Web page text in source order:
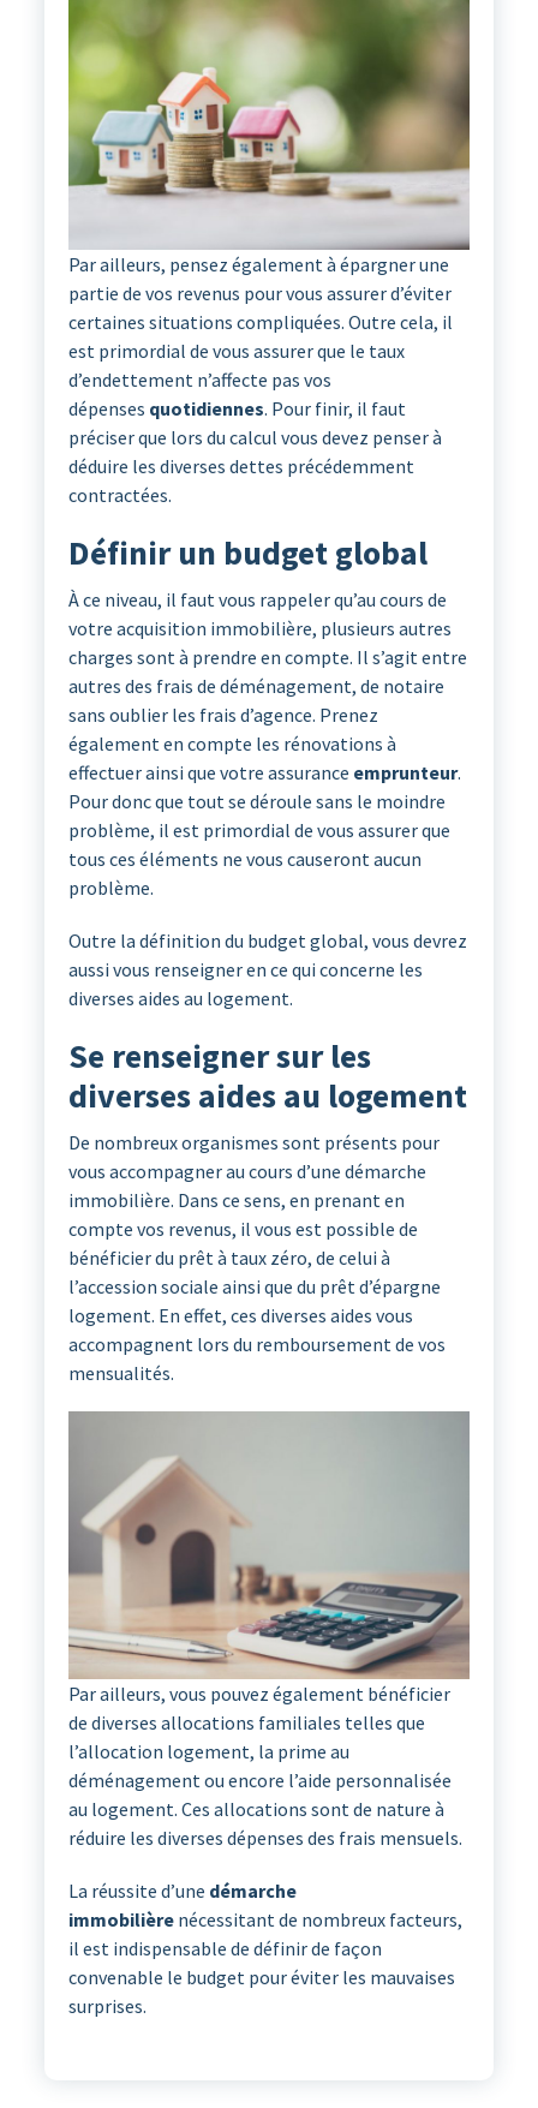
Par ailleurs, pensez également à épargner une
partie de vos revenus pour vous assurer d’éviter
certaines situations compliquées. Outre cela, il
est primordial de vous assurer que le taux
d’endettement n’affecte pas vos
dépenses quotidiennes. Pour finir, il faut
préciser que lors du calcul vous devez penser à
déduire les diverses dettes précédemment
contractées.
Définir un budget global
À ce niveau, il faut vous rappeler qu’au cours de
votre acquisition immobilière, plusieurs autres
charges sont à prendre en compte. Il s’agit entre
autres des frais de déménagement, de notaire
sans oublier les frais d’agence. Prenez
également en compte les rénovations à
effectuer ainsi que votre assurance emprunteur.
Pour donc que tout se déroule sans le moindre
problème, il est primordial de vous assurer que
tous ces éléments ne vous causeront aucun
problème.
Outre la définition du budget global, vous devrez
aussi vous renseigner en ce qui concerne les
diverses aides au logement.
Se renseigner sur les
diverses aides au logement
De nombreux organismes sont présents pour
vous accompagner au cours d’une démarche
immobilière. Dans ce sens, en prenant en
compte vos revenus, il vous est possible de
bénéficier du prêt à taux zéro, de celui à
l’accession sociale ainsi que du prêt d’épargne
logement. En effet, ces diverses aides vous
accompagnent lors du remboursement de vos
mensualités.
Par ailleurs, vous pouvez également bénéficier
de diverses allocations familiales telles que
l’allocation logement, la prime au
déménagement ou encore l’aide personnalisée
au logement. Ces allocations sont de nature à
réduire les diverses dépenses des frais mensuels.
La réussite d’une démarche
immobilièrenécessitant de nombreux facteurs,
il est indispensable de définir de façon
convenable le budget pour éviter les mauvaises
surprises.